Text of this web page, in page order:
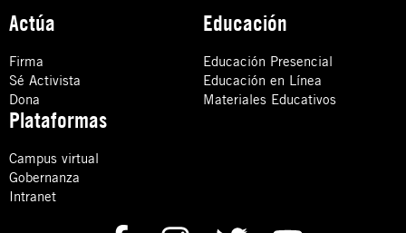
Actúa
Firma
Sé Activista
Dona
Educación
Educación Presencial
Educación en Línea
Materiales Educativos
Plataformas
Campus virtual
Gobernanza
Intranet